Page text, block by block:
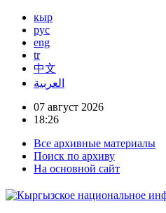
кыр
рус
eng
tr
中文
العربية
07 август 2026
18:26
Все архивные материалы
Поиск по архиву
На основной сайт